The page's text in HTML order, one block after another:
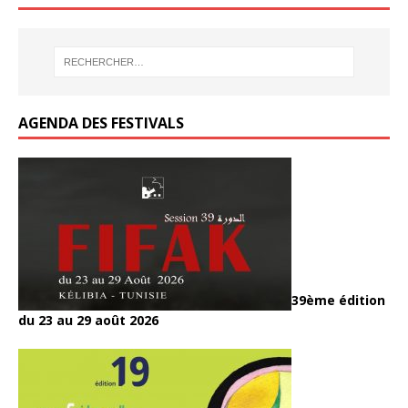
k
o
o
k
k
AGENDA DES FESTIVALS
39ème édition
du 23 au 29 août 2026